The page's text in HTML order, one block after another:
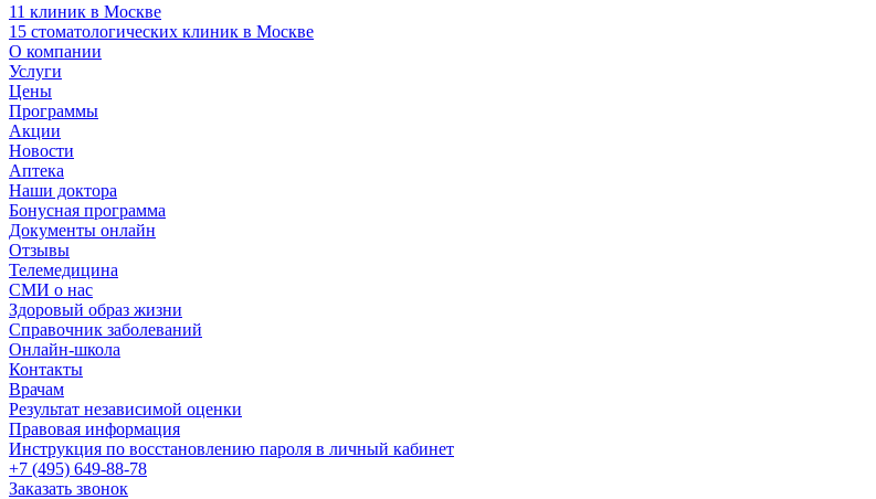
11 клиник в Москве
15 стоматологических клиник в Москве
О компании
Услуги
Цены
Программы
Акции
Новости
Аптека
Наши доктора
Бонусная программа
Документы онлайн
Отзывы
Телемедицина
СМИ о нас
Здоровый образ жизни
Справочник заболеваний
Онлайн-школа
Контакты
Врачам
Результат независимой оценки
Правовая информация
Инструкция по восстановлению пароля в личный кабинет
+7 (495) 649-88-78
Заказать звонок